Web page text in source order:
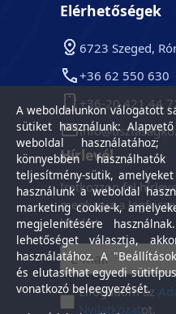
Elérhetőségek
6723 Szeged,
+36 62 550 630
+36-20 421 44
Hírlevél
Iratkozzon fel
megkapja a
híreket.
Elfogadom az
Nyilatkozatot.
A weboldalunkon válogatott
sütiket használunk:
weboldal
könnyebben
teljesítmény-sütik,
használunk a weboldal
marketing cookie-k,
megjelenítésére
lehetőséget választja,
használatához. A
és elutasíthat egyedi
vonatkozó beleegyezését.